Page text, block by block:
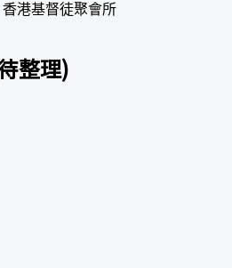
港基督徒聚會所
整理)